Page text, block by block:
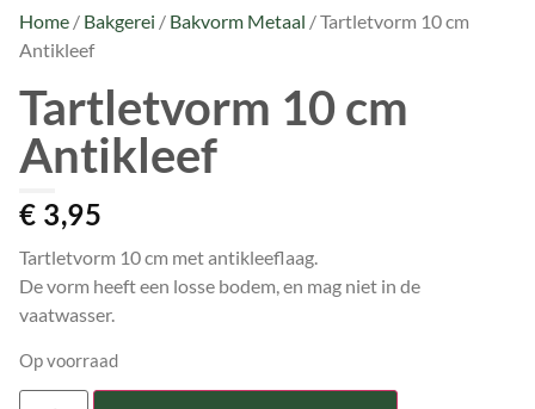
Home / Bakgerei / Bakvorm Metaal / Tartletvorm 10 cm
Antikleef
Tartletvorm 10 cm
Antikleef
€ 3,95
Tartletvorm 10 cm met antikleeflaag.
De vorm heeft een losse bodem, en mag niet in de
vaatwasser.
Op voorraad